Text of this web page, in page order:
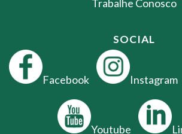
Trabalhe Conosco
SOCIAL
Facebook Instagram
Youtube